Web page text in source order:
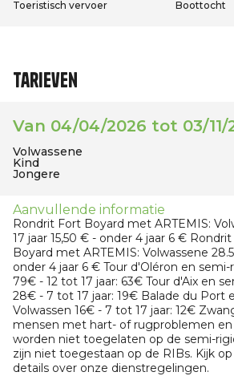
Toeristisch vervoer Boottocht
Tarieven
Van 04/04/2026 tot 03/11/
Volwassene
Kind
Jongere
Aanvullende informatie
Rondrit Fort Boyard met ARTEMIS:
17 jaar 15,50 € - onder 4 jaar 6 €
Boyard met ARTEMIS: Volwassene
onder 4 jaar 6 € Tour d'Oléron en semi-
79€ - 12 tot 17 jaar: 63€ Tour d'Aix en
28€ - 7 tot 17 jaar: 19€ Balade du Port
Volwassen 16€ - 7 tot 17 jaar: 12€
mensen met hart- of rugproblemen
worden niet toegelaten op de semi-
zijn niet toegestaan op de RIBs. Kijk
details over onze dienstregelingen.